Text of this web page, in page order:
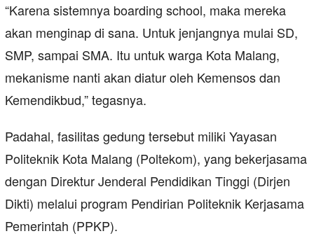
“Karena sistemnya boarding school, maka mereka
akan menginap di sana. Untuk jenjangnya mulai SD,
SMP, sampai SMA. Itu untuk warga Kota Malang,
mekanisme nanti akan diatur oleh Kemensos dan
Kemendikbud,” tegasnya.
Padahal, fasilitas gedung tersebut miliki Yayasan
Politeknik Kota Malang (Poltekom), yang bekerjasama
dengan Direktur Jenderal Pendidikan Tinggi (Dirjen
Dikti) melalui program Pendirian Politeknik Kerjasama
Pemerintah (PPKP).